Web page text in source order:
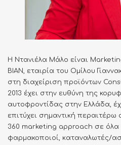
Η Ντανιέλα Μάλο είναι
ΒΙΑΝ, εταιρία του Ομίλου
στη διαχείριση προϊόντων
2013 έχει στην ευθύνη της
αυτοφροντίδας στην Ελλάδα,
επιτύχει σημαντική
360 marketing approach σε όλα
φαρμακοποιοί, καταναλωτές/